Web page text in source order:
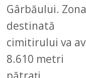
Gârbăului. Zona
destinată
cimitirului va
8.610 metri